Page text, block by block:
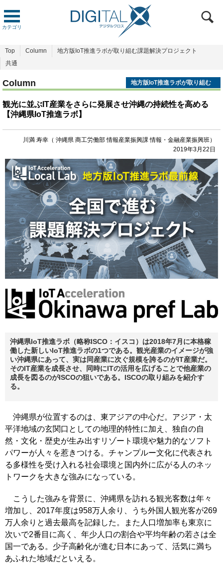
カテゴリ
Top Column
地方版IoT推進ラボが取り組む課題解決プロジェクト
共通
Column
地方版IoT推進ラボが取り組む
課題解決プロジェクト
観光に並ぶIT産業をさらに発展させ沖縄の持続性を高める
【沖縄県IoT推進ラボ】
川満 寿幸（ 沖縄県 商工労働部 情報産業振興課 情報・金融産業振興班）
2019年3月22日
沖縄県IoT推進ラボ（略称ISCO：イスコ）は2018年7月に本格稼
働した新しいIoT推進ラボの1つである。観光産業のイメージが強
い沖縄県にあって、実は同産業に次ぐ規模を誇るのがIT産業だ。
そのIT産業を成長させ、同時にITの活用を広げることで他産業の
成長を図るのがISCOの狙いである。ISCOの取り組みを紹介す
る。
沖縄県が位置するのは、東アジアの中心だ。アジア・太
平洋地域の玄関口としての地理的特性に加え、独自の自
然・文化・歴史が生み出すリゾート環境や魅力的なソフト
パワーが人々を惹きつける。チャンプルー文化に代表され
る多様性を受け入れる社会環境と国内外に広がる人のネッ
トワークを大きな強みになっている。
こうした強みを背景に、沖縄県を訪れる観光客数は年々
増加し、2017年度は958万人余り、うち外国人観光客が269
万人余りと過去最高を記録した。また人口増加率も東京に
次いで2番目に高く、年少人口の割合や平均年齢の若さは全
国一である。少子高齢化が進む日本にあって、活気に満ち
あふれた地域だといえる。